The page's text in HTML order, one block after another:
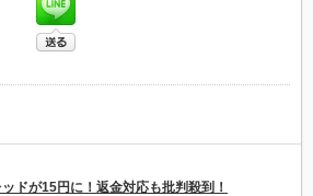
ドが15円に！返金対応も批判殺到！